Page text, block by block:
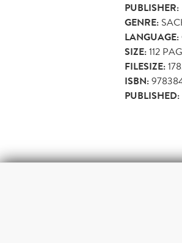
PUBLISHER:
GENRE:
LANGUAGE:
SIZE:112
FILESIZE:
ISBN:
PUBLISHED: